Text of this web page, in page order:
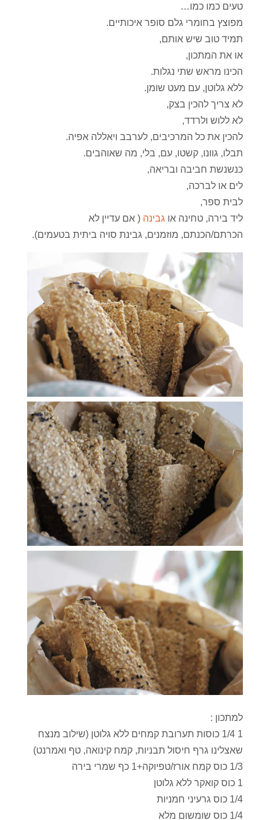
טעים כמו כמו…
מפוצץ בחומרי גלם סופר איכותיים.
תמיד טוב שיש אותם,
או את המתכון,
הכינו מראש שתי נגלות.
ללא גלוטן, עם מעט שומן.
לא צריך להכין בצק,
לא ללוש ולרדד,
להכין את כל המרכיבים, לערבב ויאללה אפיה.
תבלו, גוונו, קשטו, עם, בלי, מה שאוהבים.
כנשנשת חביבה ובריאה,
לים או לברכה,
לבית ספר,
ליד בירה, טחינה או גבינה ( אם עדיין לא
הכרתם/הכנתם, מוזמנים, גבינת סויה ביתית בטעמים).
למתכון :
1 1/4 כוסות תערובת קמחים ללא גלוטן (שילוב מנצח
שאצלינו גרף חיסול תבניות, קמח קינואה, טף ואמרנט)
1/3 כוס קמח אורז/טפיוקה+1 כף שמרי בירה
1 כוס קואקר ללא גלוטן
1/4 כוס גרעיני חמניות
1/4 כוס שומשום מלא